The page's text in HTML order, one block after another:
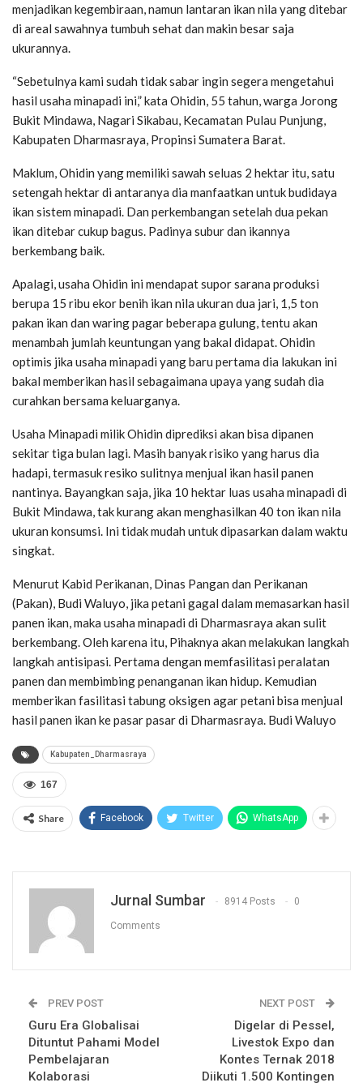
menjadikan kegembiraan, namun lantaran ikan nila yang ditebar
di areal sawahnya tumbuh sehat dan makin besar saja
ukurannya.
“Sebetulnya kami sudah tidak sabar ingin segera mengetahui
hasil usaha minapadi ini,” kata Ohidin, 55 tahun, warga Jorong
Bukit Mindawa, Nagari Sikabau, Kecamatan Pulau Punjung,
Kabupaten Dharmasraya, Propinsi Sumatera Barat.
Maklum, Ohidin yang memiliki sawah seluas 2 hektar itu, satu
setengah hektar di antaranya dia manfaatkan untuk budidaya
ikan sistem minapadi. Dan perkembangan setelah dua pekan
ikan ditebar cukup bagus. Padinya subur dan ikannya
berkembang baik.
Apalagi, usaha Ohidin ini mendapat supor sarana produksi
berupa 15 ribu ekor benih ikan nila ukuran dua jari, 1,5 ton
pakan ikan dan waring pagar beberapa gulung, tentu akan
menambah jumlah keuntungan yang bakal didapat. Ohidin
optimis jika usaha minapadi yang baru pertama dia lakukan ini
bakal memberikan hasil sebagaimana upaya yang sudah dia
curahkan bersama keluarganya.
Usaha Minapadi milik Ohidin diprediksi akan bisa dipanen
sekitar tiga bulan lagi. Masih banyak risiko yang harus dia
hadapi, termasuk resiko sulitnya menjual ikan hasil panen
nantinya. Bayangkan saja, jika 10 hektar luas usaha minapadi di
Bukit Mindawa, tak kurang akan menghasilkan 40 ton ikan nila
ukuran konsumsi. Ini tidak mudah untuk dipasarkan dalam waktu
singkat.
Menurut Kabid Perikanan, Dinas Pangan dan Perikanan
(Pakan), Budi Waluyo, jika petani gagal dalam memasarkan hasil
panen ikan, maka usaha minapadi di Dharmasraya akan sulit
berkembang. Oleh karena itu, Pihaknya akan melakukan langkah
langkah antisipasi. Pertama dengan memfasilitasi peralatan
panen dan membimbing penanganan ikan hidup. Kemudian
memberikan fasilitasi tabung oksigen agar petani bisa menjual
hasil panen ikan ke pasar pasar di Dharmasraya. Budi Waluyo
Kabupaten_Dharmasraya
167
Share Facebook Twitter WhatsApp
Jurnal Sumbar 8914 Posts 0
Comments
PREV POST
Guru Era Globalisai
Dituntut Pahami Model
Pembelajaran
Kolaborasi
NEXT POST
Digelar di Pessel,
Livestok Expo dan
Kontes Ternak 2018
Diikuti 1.500 Kontingen